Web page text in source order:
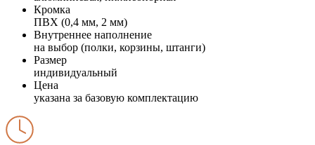
Кромка
ПВХ (0,4 мм, 2 мм)
Внутреннее наполнение
на выбор (полки, корзины, штанги)
Размер
индивидуальный
Цена
указана за базовую комплектацию